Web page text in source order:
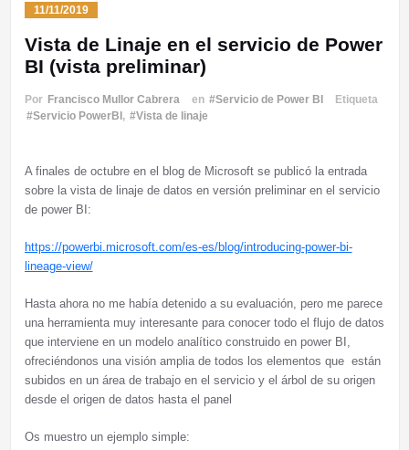
11/11/2019
Vista de Linaje en el servicio de Power
BI (vista preliminar)
Por Francisco Mullor Cabrera en #Servicio de Power BI
Etiqueta
#Servicio PowerBI , #Vista de linaje
A finales de octubre en el blog de Microsoft se publicó la entrada
sobre la vista de linaje de datos en versión preliminar en el servicio
de power BI:
https://powerbi.microsoft.com/es-es/blog/introducing-power-bi-
lineage-view/
Hasta ahora no me había detenido a su evaluación, pero me parece
una herramienta muy interesante para conocer todo el flujo de datos
que interviene en un modelo analítico construido en power BI,
ofreciéndonos una visión amplia de todos los elementos que están
subidos en un área de trabajo en el servicio y el árbol de su origen
desde el origen de datos hasta el panel
Os muestro un ejemplo simple: